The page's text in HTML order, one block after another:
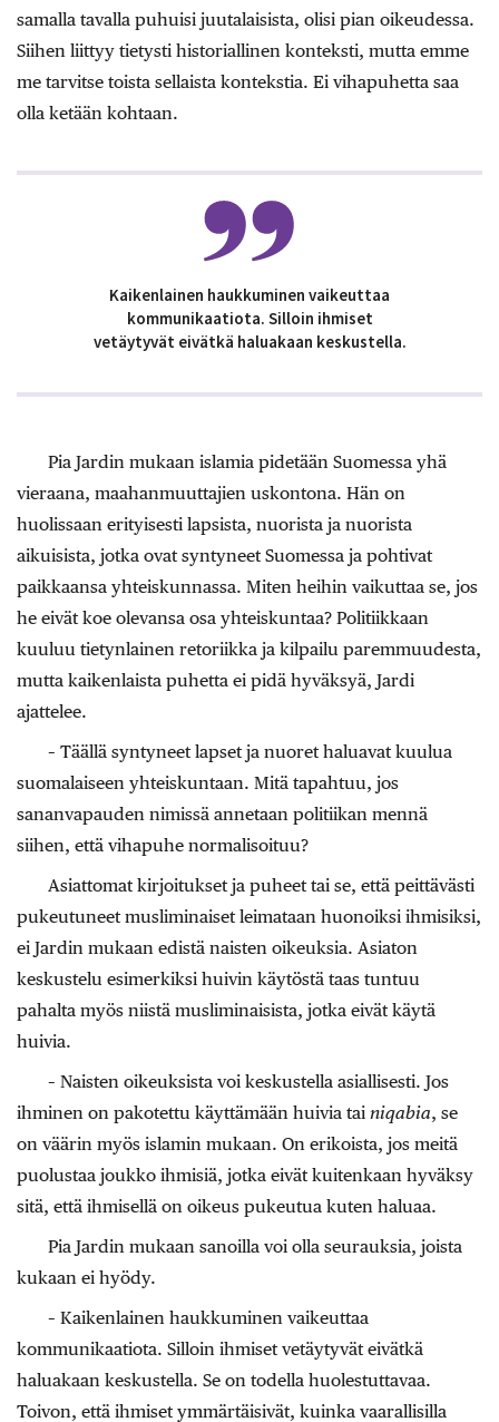
samalla tavalla puhuisi juutalaisista, olisi pian oikeudessa.
Siihen liittyy tietysti historiallinen konteksti, mutta emme
me tarvitse toista sellaista kontekstia. Ei vihapuhetta saa
olla ketään kohtaan.
Kaikenlainen haukkuminen vaikeuttaa
kommunikaatiota. Silloin ihmiset
vetäytyvät eivätkä haluakaan keskustella.
Pia Jardin mukaan islamia pidetään Suomessa yhä
vieraana, maahanmuuttajien uskontona. Hän on
huolissaan erityisesti lapsista, nuorista ja nuorista
aikuisista, jotka ovat syntyneet Suomessa ja pohtivat
paikkaansa yhteiskunnassa. Miten heihin vaikuttaa se, jos
he eivät koe olevansa osa yhteiskuntaa? Politiikkaan
kuuluu tietynlainen retoriikka ja kilpailu paremmuudesta,
mutta kaikenlaista puhetta ei pidä hyväksyä, Jardi
ajattelee.
– Täällä syntyneet lapset ja nuoret haluavat kuulua
suomalaiseen yhteiskuntaan. Mitä tapahtuu, jos
sananvapauden nimissä annetaan politiikan mennä
siihen, että vihapuhe normalisoituu?
Asiattomat kirjoitukset ja puheet tai se, että peittävästi
pukeutuneet musliminaiset leimataan huonoiksi ihmisiksi,
ei Jardin mukaan edistä naisten oikeuksia. Asiaton
keskustelu esimerkiksi huivin käytöstä taas tuntuu
pahalta myös niistä musliminaisista, jotka eivät käytä
huivia.
– Naisten oikeuksista voi keskustella asiallisesti. Jos
ihminen on pakotettu käyttämään huivia tai niqabia, se
on väärin myös islamin mukaan. On erikoista, jos meitä
puolustaa joukko ihmisiä, jotka eivät kuitenkaan hyväksy
sitä, että ihmisellä on oikeus pukeutua kuten haluaa.
Pia Jardin mukaan sanoilla voi olla seurauksia, joista
kukaan ei hyödy.
– Kaikenlainen haukkuminen vaikeuttaa
kommunikaatiota. Silloin ihmiset vetäytyvät eivätkä
haluakaan keskustella. Se on todella huolestuttavaa.
Toivon, että ihmiset ymmärtäisivät, kuinka vaarallisilla